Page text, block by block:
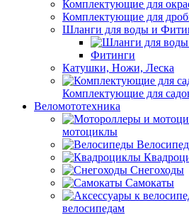
Комплектующие для
Комплектующие для
Шланги для воды и
Фитинги
Катушки, Ножи, Леска
Комплектующие для
Веломототехника
мотоциклы
Снегоходы
Самокаты
велосипедам